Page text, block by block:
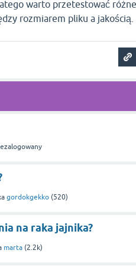
warto przetestować
rozmiarem pliku a jakością.
gordokgekko (520)
na raka jajnika?
marta (2.2k)